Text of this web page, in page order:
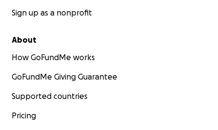
Sign up as a nonprofit
About
How GoFundMe works
GoFundMe Giving Guarantee
Supported countries
Pricing